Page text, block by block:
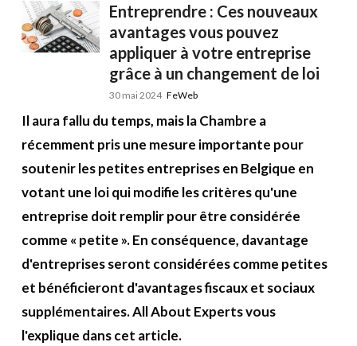
Entreprendre : Ces nouveaux
avantages vous pouvez
appliquer à votre entreprise
grâce à un changement de loi
30 mai 2024 FeWeb
Il aura fallu du temps, mais la Chambre a
récemment pris une mesure importante pour
soutenir les petites entreprises en Belgique en
votant une loi qui modifie les critères qu'une
entreprise doit remplir pour être considérée
comme « petite ». En conséquence, davantage
d'entreprises seront considérées comme petites
et bénéficieront d'avantages fiscaux et sociaux
supplémentaires. All About Experts vous
l'explique dans cet article.